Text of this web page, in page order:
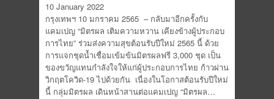
10 January 2022
กรุงเทพฯ 10 มกราคม 2565 – กลับมาอีกครั้งกับ
แคมเปญ “มิตรผล เติมความหวาน เคียงข้างผู้ประกอบ
การไทย” ร่วมส่งความสุขต้อนรับปีใหม่ 2565 นี้ ด้วย
การแจกชุดน้ำเชื่อมเข้มข้นมิตรผลฟรี 3,000 ชุด เป็น
ของขวัญแทนกำลังใจให้แก่ผู้ประกอบการไทย ก้าวผ่าน
วิกฤตโควิด-19 ไปด้วยกัน เนื่องในโอกาสต้อนรับปีใหม่
นี้ กลุ่มมิตรผล เดินหน้าสานต่อแคมเปญ “มิตรผล…